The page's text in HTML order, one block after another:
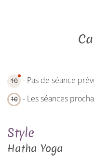
10 - Pas de séance
10 - Les séances
Style
Hatha Yoga